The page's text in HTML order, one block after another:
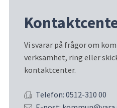
Vi svarar på frågor om
verksamhet, ring eller
kontaktcenter.
Telefon: 0512-310 00